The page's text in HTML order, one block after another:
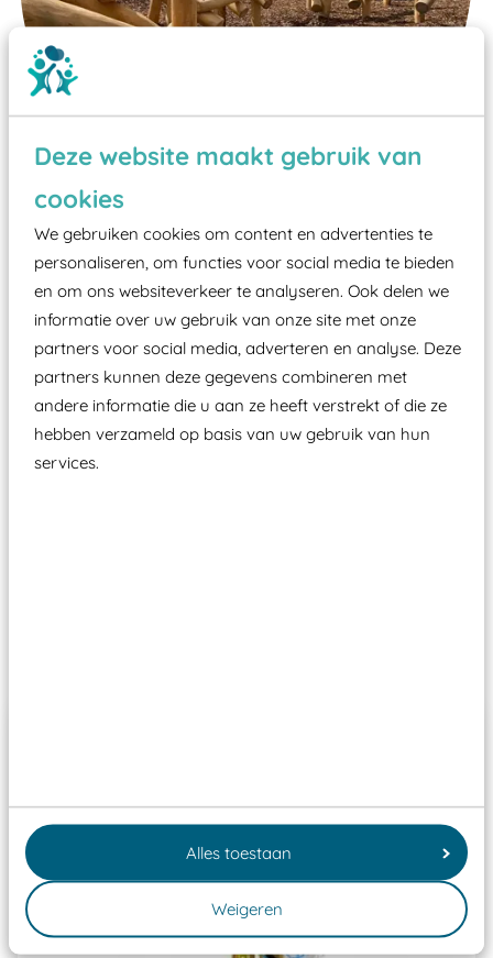
Deze website maakt gebruik van
cookies
We gebruiken cookies om content en advertenties te
personaliseren, om functies voor social media te bieden
en om ons websiteverkeer te analyseren. Ook delen we
informatie over uw gebruik van onze site met onze
partners voor social media, adverteren en analyse. Deze
partners kunnen deze gegevens combineren met
andere informatie die u aan ze heeft verstrekt of die ze
hebben verzameld op basis van uw gebruik van hun
services.
Alles toestaan
Weigeren
Wist je dat:
valondergrond onder speeltoestellen verplicht is
zoals kunstgras, rubber tegels of boomschors?
Elk speeltoestel in de openbare ruimte voorzien
moet zijn van een typekeuring, -plaatje en
certificering, uitgegeven door een Nederlands
aangewezen keuringsinstantie?